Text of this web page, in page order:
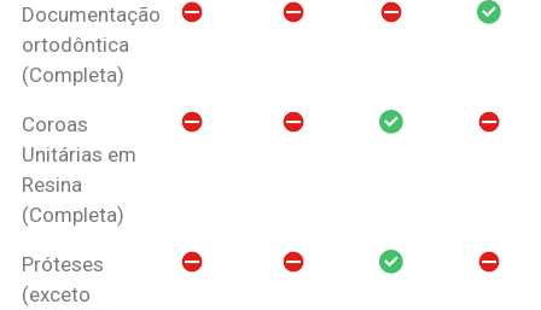
Documentação
ortodôntica
(Completa)
Coroas
Unitárias em
Resina
(Completa)
Próteses
(exceto